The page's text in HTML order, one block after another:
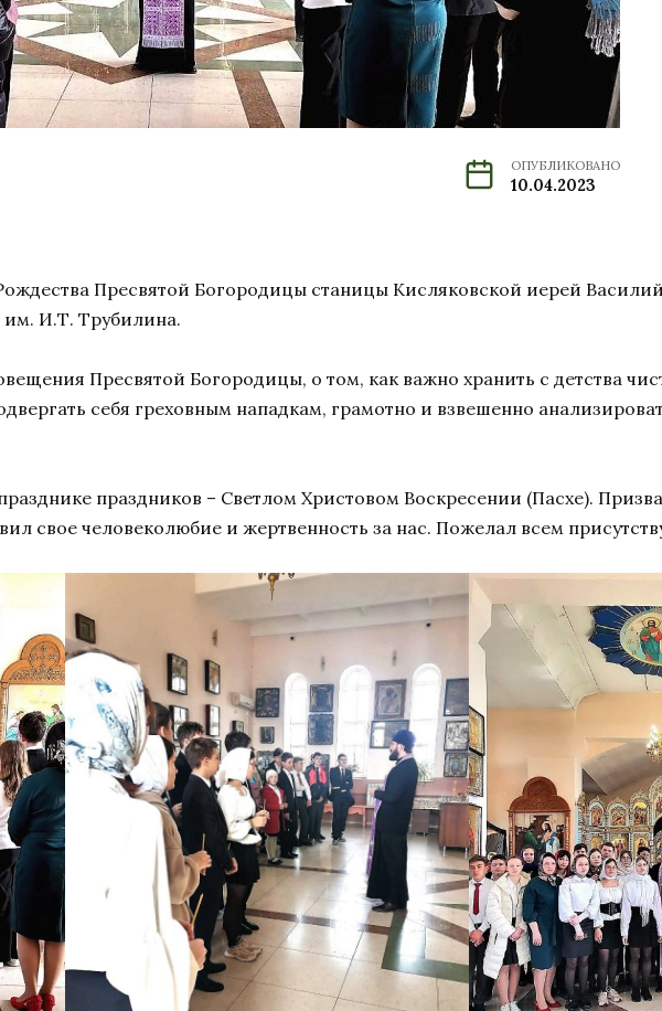
ОПУБЛИКОВАНО
10.04.2023
Пресвятой Богородицы станицы Кисляковской иерей
И.Т. Трубилина.
Пресвятой Богородицы, о том, как важно хранить с детства
себя греховным нападкам, грамотно и взвешенно
праздников – Светлом Христовом Воскресении (Пасхе).
свое человеколюбие и жертвенность за нас. Пожелал всем